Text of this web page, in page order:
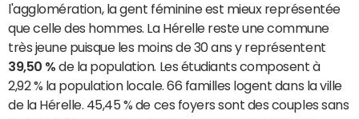
l'agglomération, la gent féminine est mieux représentée
que celle des hommes. La Hérelle reste une commune
très jeune puisque les moins de 30 ans y représentent
39,50 % de la population. Les étudiants composent à
2,92 % la population locale. 66 familles logent dans la ville
de la Hérelle. 45,45 % de ces foyers sont des couples sans